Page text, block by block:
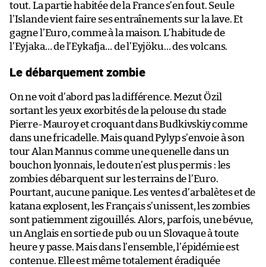
tout. La partie habitée de la France s’en fout. Seule
l’Islande vient faire ses entraînements sur la lave. Et
gagne l’Euro, comme à la maison. L’habitude de
l’Eyjaka… de l’Eykafja… de l’Eyjöku… des volcans.
Le débarquement zombie
On ne voit d’abord pas la différence. Mezut Özil
sortant les yeux exorbités de la pelouse du stade
Pierre-Mauroy et croquant dans Budkivskiy comme
dans une fricadelle. Mais quand Pylyp s’envoie à son
tour Alan Mannus comme une quenelle dans un
bouchon lyonnais, le doute n’est plus permis : les
zombies débarquent sur les terrains de l’Euro.
Pourtant, aucune panique. Les ventes d’arbalètes et de
katana explosent, les Français s’unissent, les zombies
sont patiemment zigouillés. Alors, parfois, une bévue,
un Anglais en sortie de pub ou un Slovaque à toute
heure y passe. Mais dans l’ensemble, l’épidémie est
contenue. Elle est même totalement éradiquée